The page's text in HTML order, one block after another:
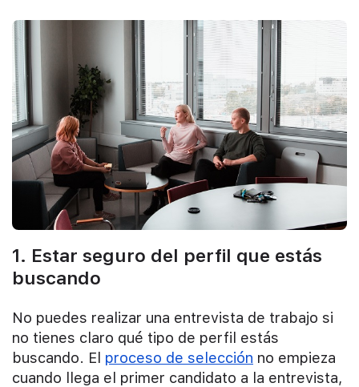
1. Estar seguro del perfil que estás
buscando
No puedes realizar una entrevista de trabajo si
no tienes claro qué tipo de perfil estás
buscando. El proceso de selección no empieza
cuando llega el primer candidato a la entrevista,